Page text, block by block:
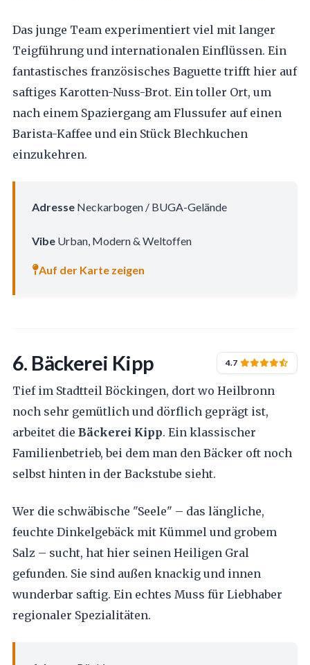
Das junge Team experimentiert viel mit langer
Teigführung und internationalen Einflüssen. Ein
fantastisches französisches Baguette trifft hier auf
saftiges Karotten-Nuss-Brot. Ein toller Ort, um
nach einem Spaziergang am Flussufer auf einen
Barista-Kaffee und ein Stück Blechkuchen
einzukehren.
AdresseNeckarbogen / BUGA-Gelände
VibeUrban, Modern & Weltoffen
Auf der Karte zeigen
6. Bäckerei Kipp 4.7
Tief im Stadtteil Böckingen, dort wo Heilbronn
noch sehr gemütlich und dörflich geprägt ist,
arbeitet die Bäckerei Kipp. Ein klassischer
Familienbetrieb, bei dem man den Bäcker oft noch
selbst hinten in der Backstube sieht.
Wer die schwäbische "Seele" – das längliche,
feuchte Dinkelgebäck mit Kümmel und grobem
Salz – sucht, hat hier seinen Heiligen Gral
gefunden. Sie sind außen knackig und innen
wunderbar saftig. Ein echtes Muss für Liebhaber
regionaler Spezialitäten.